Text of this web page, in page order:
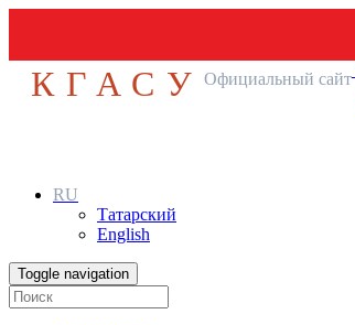
КГАСУ Официальный сайт
RU
Татарский
English
Toggle navigation